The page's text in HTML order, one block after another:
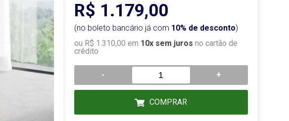
R$ 1.179,00
(no boleto bancário já com 10% de desconto)
ou R$ 1.310,00 em 10x sem juros no cartão de
crédito
- +
COMPRAR